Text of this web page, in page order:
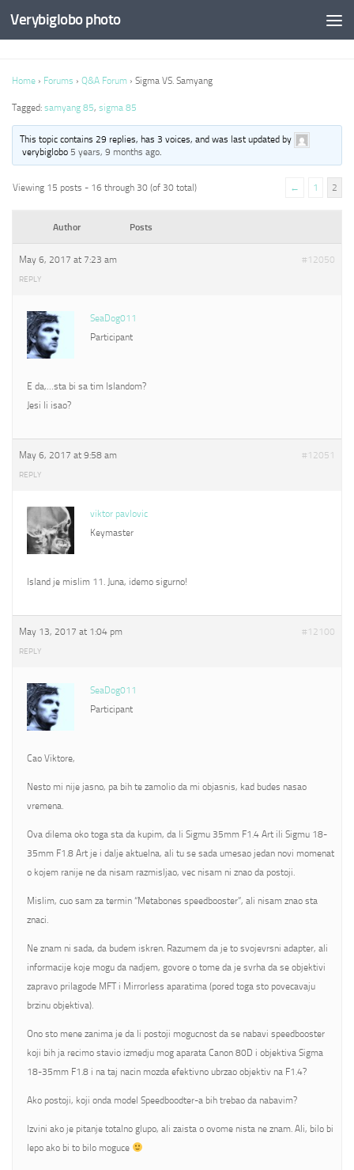
Verybiglobo photo
Home › Forums › Q&A Forum › Sigma VS. Samyang
Tagged: samyang 85, sigma 85
This topic contains 29 replies, has 3 voices, and was last updated by
verybiglobo 5 years, 9 months ago.
Viewing 15 posts - 16 through 30 (of 30 total) ← 1 2
Author Posts
May 6, 2017 at 7:23 am #12050
REPLY
SeaDog011
Participant
E da,…sta bi sa tim Islandom?
Jesi li isao?
May 6, 2017 at 9:58 am #12051
REPLY
viktor pavlovic
Keymaster
Island je mislim 11. Juna, idemo sigurno!
May 13, 2017 at 1:04 pm #12100
REPLY
SeaDog011
Participant
Cao Viktore,
Nesto mi nije jasno, pa bih te zamolio da mi objasnis, kad budes nasao
vremena.
Ova dilema oko toga sta da kupim, da li Sigmu 35mm F1.4 Art ili Sigmu 18-
35mm F1.8 Art je i dalje aktuelna, ali tu se sada umesao jedan novi momenat
o kojem ranije ne da nisam razmisljao, vec nisam ni znao da postoji.
Mislim, cuo sam za termin “Metabones speedbooster”, ali nisam znao sta
znaci.
Ne znam ni sada, da budem iskren. Razumem da je to svojevrsni adapter, ali
informacije koje mogu da nadjem, govore o tome da je svrha da se objektivi
zapravo prilagode MFT i Mirrorless aparatima (pored toga sto povecavaju
brzinu objektiva).
Ono sto mene zanima je da li postoji mogucnost da se nabavi speedbooster
koji bih ja recimo stavio izmedju mog aparata Canon 80D i objektiva Sigma
18-35mm F1.8 i na taj nacin mozda efektivno ubrzao objektiv na F1.4?
Ako postoji, koji onda model Speedboodter-a bih trebao da nabavim?
Izvini ako je pitanje totalno glupo, ali zaista o ovome nista ne znam. Ali, bilo bi
lepo ako bi to bilo moguce